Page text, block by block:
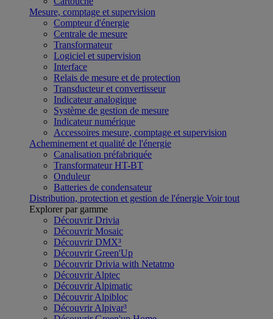
Mesure, comptage et supervision
Compteur d'énergie
Centrale de mesure
Transformateur
Logiciel et supervision
Interface
Relais de mesure et de protection
Transducteur et convertisseur
Indicateur analogique
Système de gestion de mesure
Indicateur numérique
Accessoires mesure, comptage et supervision
Acheminement et qualité de l'énergie
Canalisation préfabriquée
Transformateur HT-BT
Onduleur
Batteries de condensateur
Distribution, protection et gestion de l'énergie Voir tout
Explorer par gamme
Découvrir Drivia
Découvrir Mosaic
Découvrir DMX³
Découvrir Green'Up
Découvrir Drivia with Netatmo
Découvrir Alptec
Découvrir Alpimatic
Découvrir Alpibloc
Découvrir Alpivar³